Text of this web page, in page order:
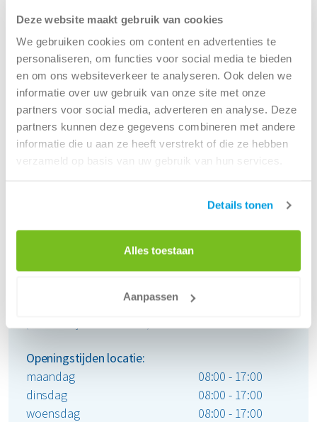
Deze website maakt gebruik van cookies
We gebruiken cookies om content en advertenties te
personaliseren, om functies voor social media te bieden
en om ons websiteverkeer te analyseren. Ook delen we
informatie over uw gebruik van onze site met onze
partners voor social media, adverteren en analyse. Deze
partners kunnen deze gegevens combineren met andere
informatie die u aan ze heeft verstrekt of die ze hebben
verzameld op basis van uw gebruik van hun services.
Details tonen
Alles toestaan
Aanpassen
dinsdag
08:00 - 17:00
woensdag
08:00 - 17:00
donderdag
08:00 - 17:00
vrijdag
08:00 - 17:00
zaterdag
Gesloten
zondag
Gesloten
9502 EZ Stadskanaal
Openingstijden locatie:
maandag
08:00 - 17:00
dinsdag
08:00 - 17:00
woensdag
08:00 - 17:00